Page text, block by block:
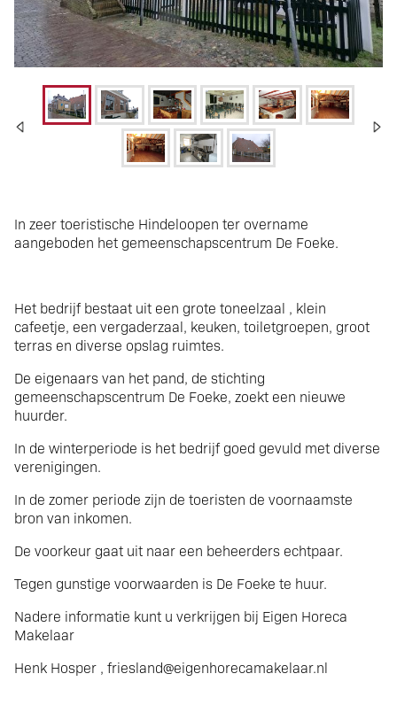
Hindeloopen
aan de elfstedentocht
route VERHUURD
In zeer toeristische Hindeloopen ter overname
aangeboden het gemeenschapscentrum De Foeke.
Het bedrijf bestaat uit een grote toneelzaal , klein
cafeetje, een vergaderzaal, keuken, toiletgroepen, groot
terras en diverse opslag ruimtes.
De eigenaars van het pand, de stichting
gemeenschapscentrum De Foeke, zoekt een nieuwe
huurder.
In de winterperiode is het bedrijf goed gevuld met diverse
verenigingen.
In de zomer periode zijn de toeristen de voornaamste
bron van inkomen.
De voorkeur gaat uit naar een beheerders echtpaar.
Tegen gunstige voorwaarden is De Foeke te huur.
Nadere informatie kunt u verkrijgen bij Eigen Horeca
Makelaar
Henk Hosper , friesland@eigenhorecamakelaar.nl